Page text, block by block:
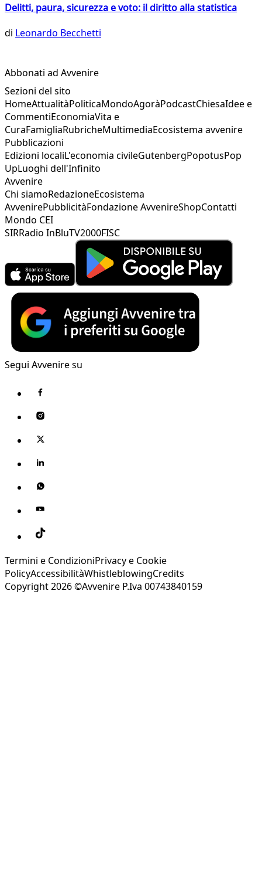
Delitti, paura, sicurezza e voto: il diritto alla statistica
di Leonardo Becchetti
Abbonati ad Avvenire
Sezioni del sito
HomeAttualitàPoliticaMondoAgoràPodcastChiesaIdee e
CommentiEconomiaVita e
CuraFamigliaRubricheMultimediaEcosistema avvenire
Pubblicazioni
Edizioni localiL'economia civileGutenbergPopotusPop
UpLuoghi dell'Infinito
Avvenire
Chi siamoRedazioneEcosistema
AvvenirePubblicitàFondazione AvvenireShopContatti
Mondo CEI
SIRRadio InBluTV2000FISC
Segui Avvenire su
Termini e CondizioniPrivacy e Cookie
PolicyAccessibilitàWhistleblowingCredits
Copyright 2026 ©Avvenire P.Iva 00743840159